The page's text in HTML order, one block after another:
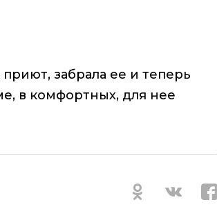
забрала ее и теперь
в комфортных, для нее